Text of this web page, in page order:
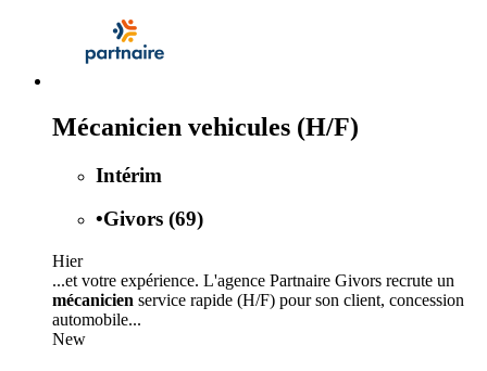
Mécanicien vehicules (H/F)
Intérim
•Givors (69)
Hier
...et votre expérience. L'agence Partnaire Givors recrute un
mécanicien service rapide (H/F) pour son client, concession
automobile...
New